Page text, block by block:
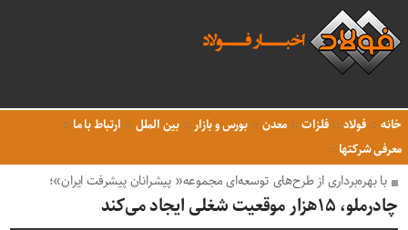
خانه فولاد فلزات معدن بورس و بازار بین الملل
ارتباط با ما
معرفی شرکتها
با بهره‌برداری از طرح‌های توسعه‌ای مجموعه« پیشرانان پیشرفت ایران»؛
چادرملو، ۱۵هزار موقعیت شغلی ایجاد می‌کند